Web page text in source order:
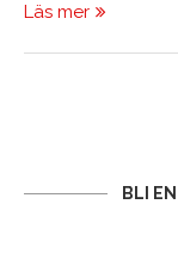
Läs mer
BLI